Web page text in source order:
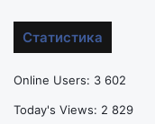
для
ЧЕ
по
Статистика
Online Users: 3 602
Today's Views: 2 829